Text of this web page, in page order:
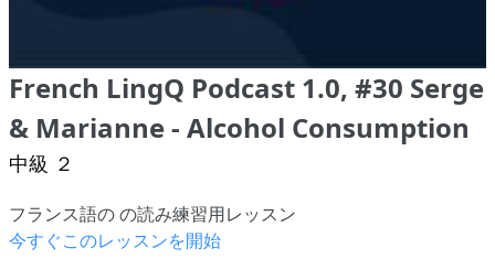
French LingQ Podcast 1.0, #30 Serge
& Marianne - Alcohol Consumption
中級 ２
フランス語の の読み練習用レッスン
今すぐこのレッスンを開始